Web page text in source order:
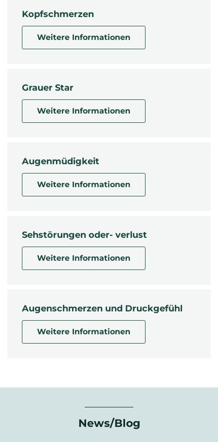
Kopfschmerzen
Weitere Informationen
Grauer Star
Weitere Informationen
Augenmüdigkeit
Weitere Informationen
Sehstörungen oder- verlust
Weitere Informationen
Augenschmerzen und Druckgefühl
Weitere Informationen
News/Blog